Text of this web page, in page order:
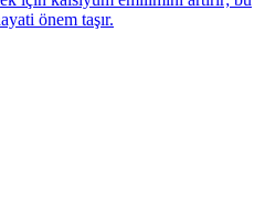
önem taşır.